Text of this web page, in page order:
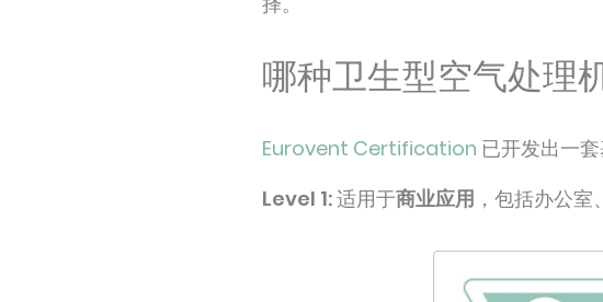
哪种卫生型空气处理
Eurovent Certification 已开发出一
Level 1:适用于商业应用 ，包括办公室